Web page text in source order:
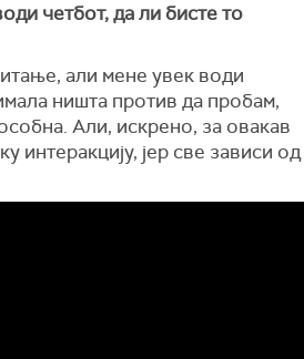
четбот, да ли бисте то
али мене увек води
ништа против да пробам,
Али, искрено, за овакав
интеракцију, јер све зависи од